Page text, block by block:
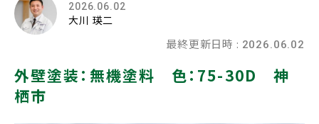
2026.06.02
大川 瑛二
最終更新日時 : 2026.06.02
外壁塗装：無機塗料 色：75-30D 神
栖市